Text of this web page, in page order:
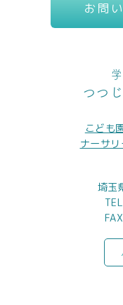
お問
つつ
こども
ナーサ
埼玉
TEL